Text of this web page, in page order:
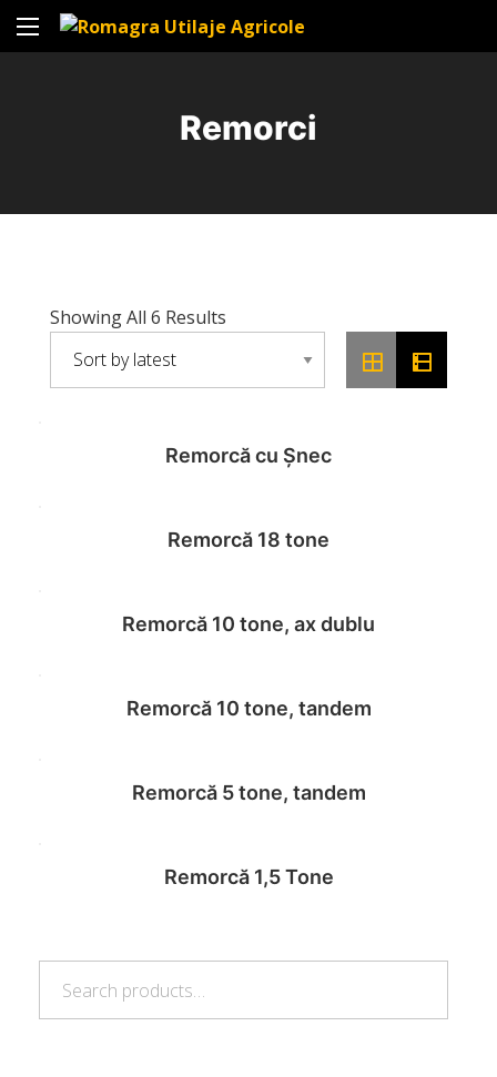
Remorci
Showing All 6 Results
Remorcă cu Șnec
Remorcă 18 tone
Remorcă 10 tone, ax dublu
Remorcă 10 tone, tandem
Remorcă 5 tone, tandem
Remorcă 1,5 Tone